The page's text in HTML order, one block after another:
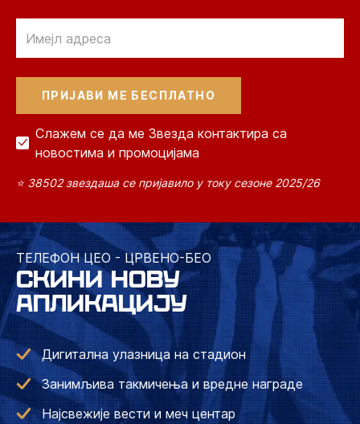
Слажем се да ме Звезда контактира са
новостима и промоцијама
⭐ 38502 звездаша се пријавило у току сезоне 2025/26
ТЕЛЕФОН ЦЕО - ЦРВЕНО-БЕО
СКИНИ НОВУ
АПЛИКАЦИЈУ
Дигитална улазница на стадион
Занимљива такмичења и вредне награде
Најсвежије вести и меч центар